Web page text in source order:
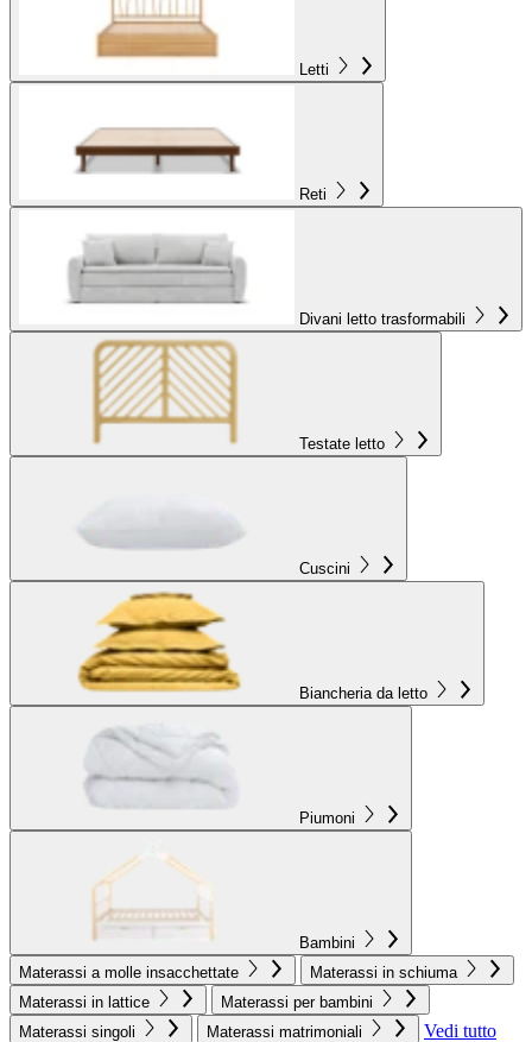
Letti
Reti
Divani letto trasformabili
Testate letto
Cuscini
Biancheria da letto
Piumoni
Bambini
Materassi a molle insacchettate
Materassi in schiuma
Materassi in lattice
Materassi per bambini
Materassi singoli
Materassi matrimoniali
Vedi tutto